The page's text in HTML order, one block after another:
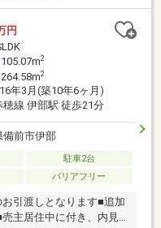
円
2
2
年3月(築10年6ヶ月)
穂線 伊部駅 徒歩21分
備前市伊部
駐車2台
バリアフリー
引渡しとなります■追加
主居住中に付き、内見